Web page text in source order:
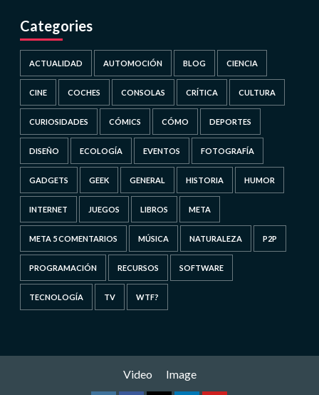
Categories
ACTUALIDAD AUTOMOCIÓN BLOG CIENCIA
CINE COCHES CONSOLAS CRÍTICA CULTURA
CURIOSIDADES CÓMICS CÓMO DEPORTES
DISEÑO ECOLOGÍA EVENTOS FOTOGRAFÍA
GADGETS GEEK GENERAL HISTORIA HUMOR
INTERNET JUEGOS LIBROS META
META 5 COMENTARIOS MÚSICA NATURALEZA P2P
PROGRAMACIÓN RECURSOS SOFTWARE
TECNOLOGÍA TV WTF?
Video Image